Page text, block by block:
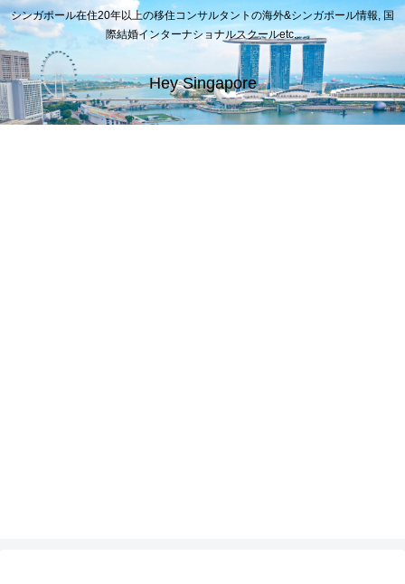
シンガポール在住20年以上の移住コンサルタントの海外&シンガポール情報, 国
際結婚インターナショナルスクールetc..
Hey Singapore